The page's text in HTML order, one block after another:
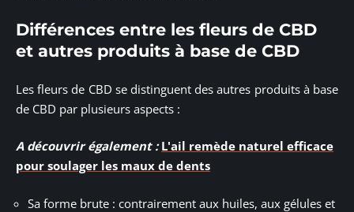
Différences entre les fleurs de CBD
et autres produits à base de CBD
Les fleurs de CBD se distinguent des autres produits à base
de CBD par plusieurs aspects :
A découvrir également : L'ail remède naturel efficace
pour soulager les maux de dents
Sa forme brute : contrairement aux huiles, aux gélules et